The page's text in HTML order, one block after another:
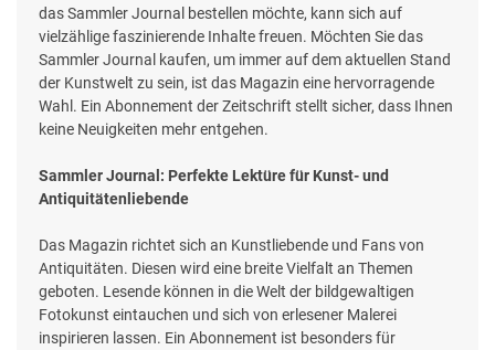
das Sammler Journal bestellen möchte, kann sich auf
vielzählige faszinierende Inhalte freuen. Möchten Sie das
Sammler Journal kaufen, um immer auf dem aktuellen Stand
der Kunstwelt zu sein, ist das Magazin eine hervorragende
Wahl. Ein Abonnement der Zeitschrift stellt sicher, dass Ihnen
keine Neuigkeiten mehr entgehen.
Sammler Journal: Perfekte Lektüre für Kunst- und
Antiquitätenliebende
Das Magazin richtet sich an Kunstliebende und Fans von
Antiquitäten. Diesen wird eine breite Vielfalt an Themen
geboten. Lesende können in die Welt der bildgewaltigen
Fotokunst eintauchen und sich von erlesener Malerei
inspirieren lassen. Ein Abonnement ist besonders für